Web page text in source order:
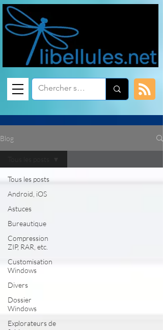
Blog
Tous les posts
Android, iOS
Astuces
Bureautique
Compression
ZIP, RAR, etc.
Customisation
Windows
Divers
Dossier
Windows
Explorateurs de